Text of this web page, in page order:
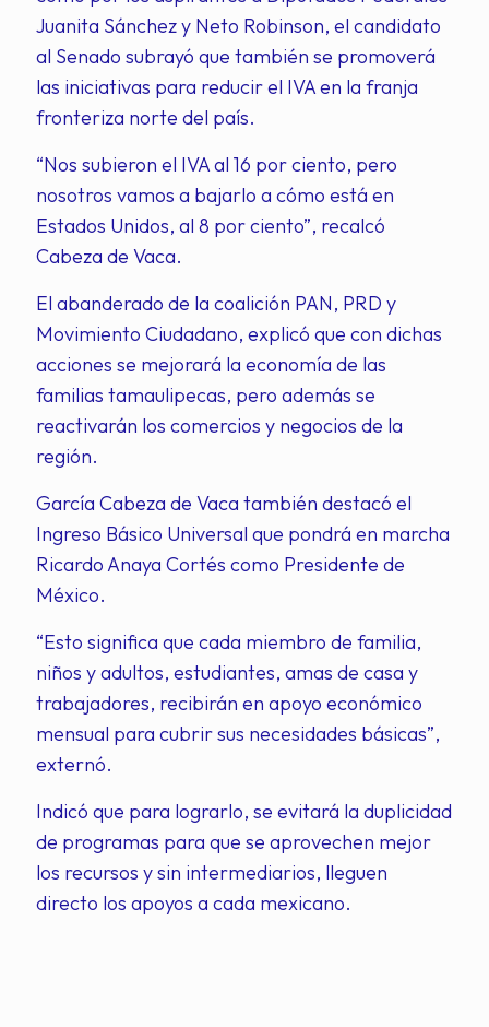
Juanita Sánchez y Neto Robinson, el candidato
al Senado subrayó que también se promoverá
las iniciativas para reducir el IVA en la franja
fronteriza norte del país.
“Nos subieron el IVA al 16 por ciento, pero
nosotros vamos a bajarlo a cómo está en
Estados Unidos, al 8 por ciento”, recalcó
Cabeza de Vaca.
El abanderado de la coalición PAN, PRD y
Movimiento Ciudadano, explicó que con dichas
acciones se mejorará la economía de las
familias tamaulipecas, pero además se
reactivarán los comercios y negocios de la
región.
García Cabeza de Vaca también destacó el
Ingreso Básico Universal que pondrá en marcha
Ricardo Anaya Cortés como Presidente de
México.
“Esto significa que cada miembro de familia,
niños y adultos, estudiantes, amas de casa y
trabajadores, recibirán en apoyo económico
mensual para cubrir sus necesidades básicas”,
externó.
Indicó que para lograrlo, se evitará la duplicidad
de programas para que se aprovechen mejor
los recursos y sin intermediarios, lleguen
directo los apoyos a cada mexicano.